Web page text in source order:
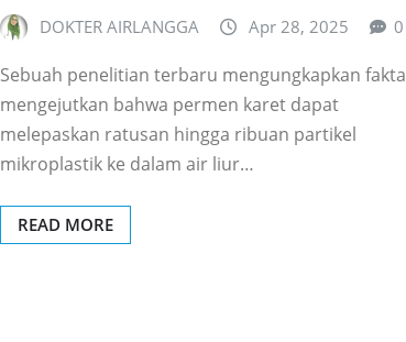
DOKTER AIRLANGGA Apr 28, 2025 0
Sebuah penelitian terbaru mengungkapkan fakta
mengejutkan bahwa permen karet dapat
melepaskan ratusan hingga ribuan partikel
mikroplastik ke dalam air liur…
READ MORE